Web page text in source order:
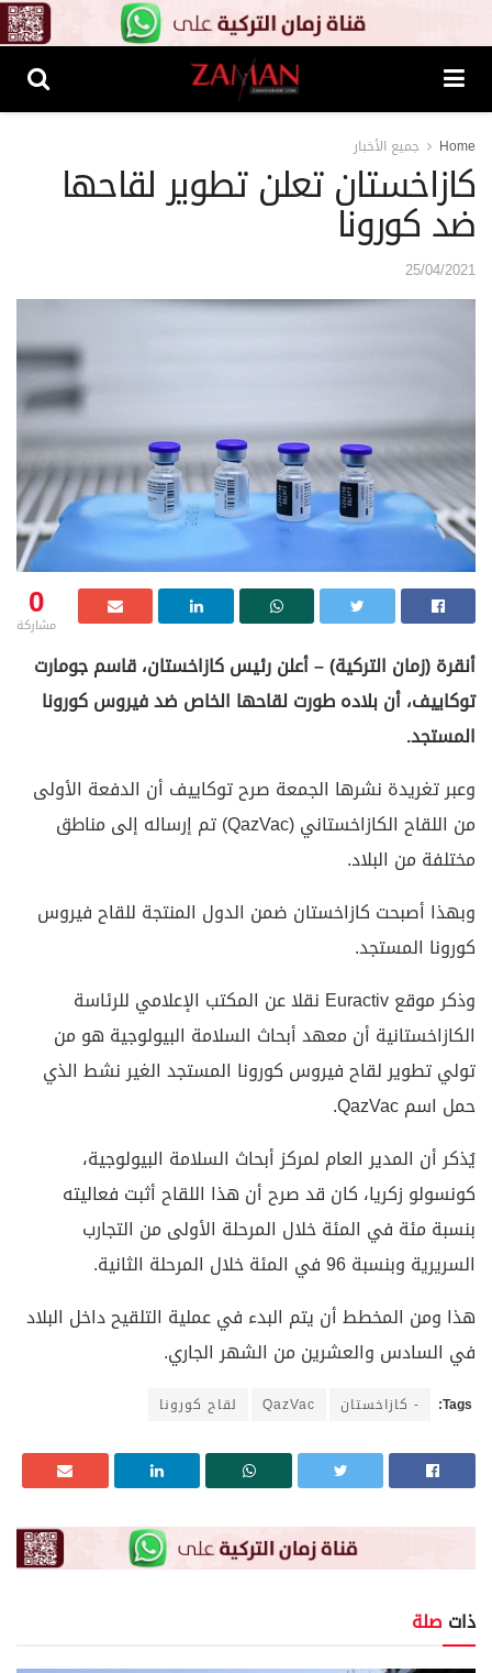
Home جميع الأخبار
كازاخستان تعلن تطوير لقاحها
ضد كورونا
25/04/2021
0
مشاركة
أنقرة (زمان التركية) – أعلن رئيس كازاخستان، قاسم جومارت
توكاييف، أن بلاده طورت لقاحها الخاص ضد فيروس كورونا
المستجد.
وعبر تغريدة نشرها الجمعة صرح توكاييف أن الدفعة الأولى
من اللقاح الكازاخستاني (QazVac) تم إرساله إلى مناطق
مختلفة من البلاد.
وبهذا أصبحت كازاخستان ضمن الدول المنتجة للقاح فيروس
كورونا المستجد.
وذكر موقع Euractiv نقلا عن المكتب الإعلامي للرئاسة
الكازاخستانية أن معهد أبحاث السلامة البيولوجية هو من
تولي تطوير لقاح فيروس كورونا المستجد الغير نشط الذي
حمل اسم QazVac.
يُذكر أن المدير العام لمركز أبحاث السلامة البيولوجية،
كونسولو زكريا، كان قد صرح أن هذا اللقاح أثبت فعاليته
بنسبة مئة في المئة خلال المرحلة الأولى من التجارب
السريرية وبنسبة 96 في المئة خلال المرحلة الثانية.
هذا ومن المخطط أن يتم البدء في عملية التلقيح داخل البلاد
في السادس والعشرين من الشهر الجاري.
Tags: - كازاخستان QazVac لقاح كورونا
ذات صلة